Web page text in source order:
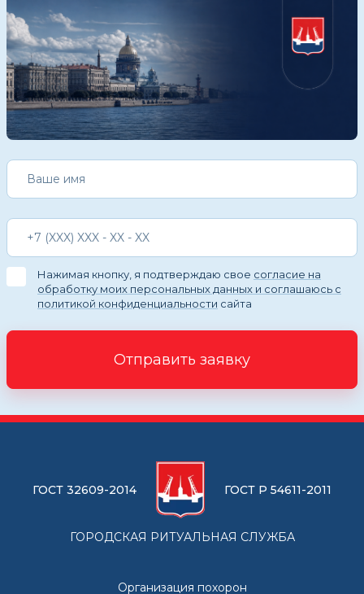
Нажимая кнопку, я подтверждаю свое согласие на
обработку моих персональных данных и соглашаюсь с
политикой конфиденциальности сайта
Отправить заявку
ГОСТ 32609-2014 ГОСТ Р 54611-2011
ГОРОДСКАЯ РИТУАЛЬНАЯ СЛУЖБА
Организация похорон